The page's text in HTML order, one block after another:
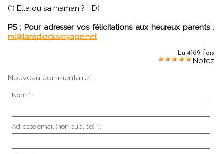
(*) Ella ou sa maman ? =;D)
PS : Pour adresser vos félicitations aux heureux parents :
ml@laradioduvoyage.net
Lu 4169 fois
Notez
Nouveau commentaire :
Nom * :
Adresse email (non publiée) * :